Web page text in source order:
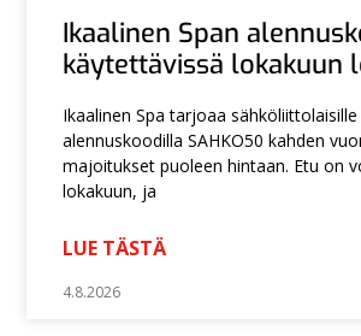
Ikaalinen Span
käytettävissä lokakuun
Ikaalinen Spa tarjoaa sähköliittolaisille
alennuskoodilla SAHKO50 kahden
majoitukset puoleen hintaan. Etu on
lokakuun, ja
LUE TÄSTÄ
4.8.2026